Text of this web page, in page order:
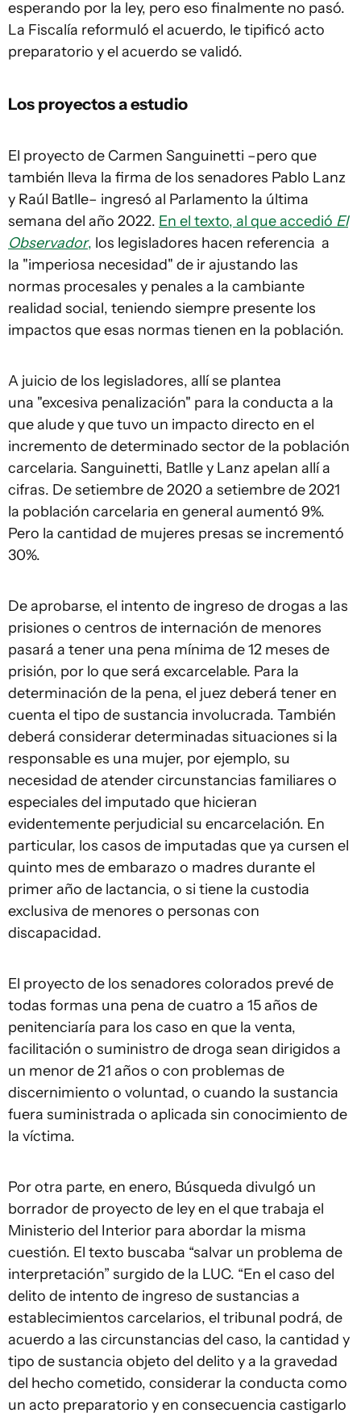
esperando por la ley, pero eso finalmente no pasó.
La Fiscalía reformuló el acuerdo, le tipificó acto
preparatorio y el acuerdo se validó.
Los proyectos a estudio
El proyecto de Carmen Sanguinetti –pero que
también lleva la firma de los senadores Pablo Lanz
y Raúl Batlle– ingresó al Parlamento la última
semana del año 2022. En el texto, al que accedió El
Observador, los legisladores hacen referencia a
la "imperiosa necesidad" de ir ajustando las
normas procesales y penales a la cambiante
realidad social, teniendo siempre presente los
impactos que esas normas tienen en la población.
A juicio de los legisladores, allí se plantea
una "excesiva penalización" para la conducta a la
que alude y que tuvo un impacto directo en el
incremento de determinado sector de la población
carcelaria. Sanguinetti, Batlle y Lanz apelan allí a
cifras. De setiembre de 2020 a setiembre de 2021
la población carcelaria en general aumentó 9%.
Pero la cantidad de mujeres presas se incrementó
30%.
De aprobarse, el intento de ingreso de drogas a las
prisiones o centros de internación de menores
pasará a tener una pena mínima de 12 meses de
prisión, por lo que será excarcelable. Para la
determinación de la pena, el juez deberá tener en
cuenta el tipo de sustancia involucrada. También
deberá considerar determinadas situaciones si la
responsable es una mujer, por ejemplo, su
necesidad de atender circunstancias familiares o
especiales del imputado que hicieran
evidentemente perjudicial su encarcelación. En
particular, los casos de imputadas que ya cursen el
quinto mes de embarazo o madres durante el
primer año de lactancia, o si tiene la custodia
exclusiva de menores o personas con
discapacidad.
El proyecto de los senadores colorados prevé de
todas formas una pena de cuatro a 15 años de
penitenciaría para los caso en que la venta,
facilitación o suministro de droga sean dirigidos a
un menor de 21 años o con problemas de
discernimiento o voluntad, o cuando la sustancia
fuera suministrada o aplicada sin conocimiento de
la víctima.
Por otra parte, en enero, Búsqueda divulgó un
borrador de proyecto de ley en el que trabaja el
Ministerio del Interior para abordar la misma
cuestión. El texto buscaba “salvar un problema de
interpretación” surgido de la LUC. “En el caso del
delito de intento de ingreso de sustancias a
establecimientos carcelarios, el tribunal podrá, de
acuerdo a las circunstancias del caso, la cantidad y
tipo de sustancia objeto del delito y a la gravedad
del hecho cometido, considerar la conducta como
un acto preparatorio y en consecuencia castigarlo